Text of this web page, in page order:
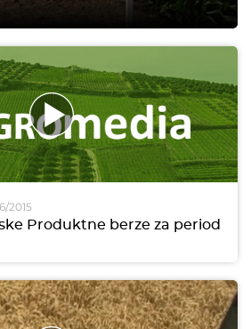
2015
Produktne berze za period